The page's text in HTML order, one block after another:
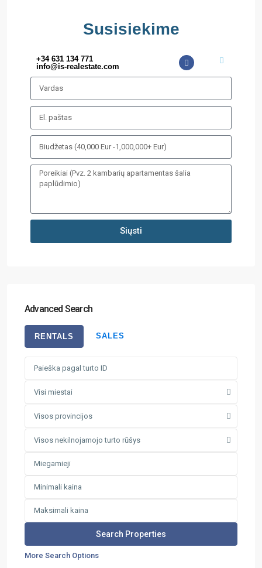
Susisiekime
+34 631 134 771
info@is-realestate.com
Siųsti
Advanced Search
RENTALS SALES
Visi miestai
Visos provincijos
Visos nekilnojamojo turto rūšys
More Search Options